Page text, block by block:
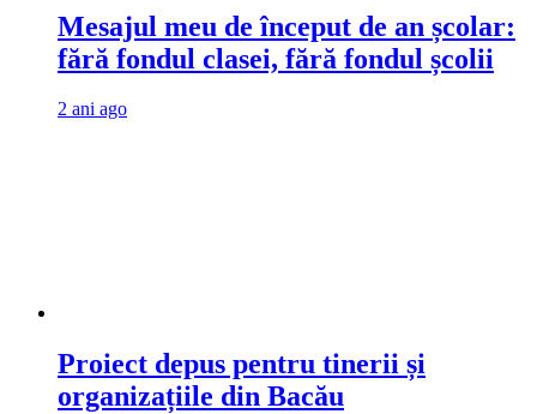
Mesajul meu de început de an școlar:
fără fondul clasei, fără fondul școlii
2 ani ago
Proiect depus pentru tinerii și
organizațiile din Bacău